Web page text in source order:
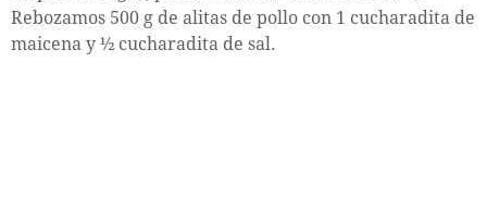
Rebozamos 500 g de alitas de pollo con 1 cucharadita de
maicena y ½ cucharadita de sal.